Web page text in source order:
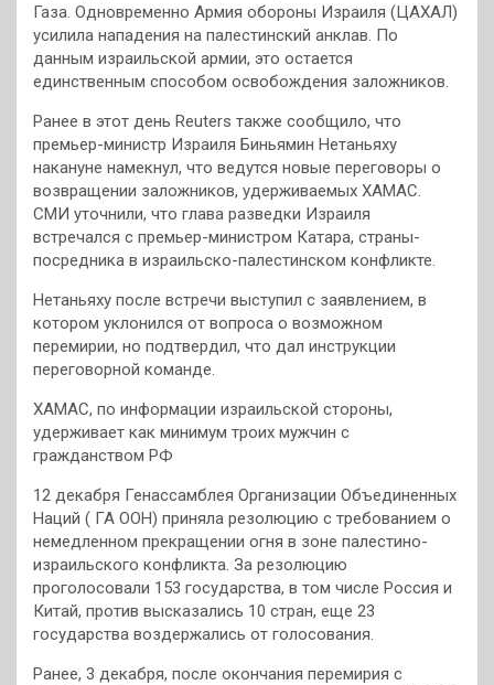
Газа. Одновременно Армия обороны Израиля (ЦАХАЛ)
усилила нападения на палестинский анклав. По
данным израильской армии, это остается
единственным способом освобождения заложников.
Ранее в этот день Reuters также сообщило, что
премьер-министр Израиля Биньямин Нетаньяху
накануне намекнул, что ведутся новые переговоры о
возвращении заложников, удерживаемых ХАМАС.
СМИ уточнили, что глава разведки Израиля
встречался с премьер-министром Катара, страны-
посредника в израильско-палестинском конфликте.
Нетаньяху после встречи выступил с заявлением, в
котором уклонился от вопроса о возможном
перемирии, но подтвердил, что дал инструкции
переговорной команде.
ХАМАС, по информации израильской стороны,
удерживает как минимум троих мужчин с
гражданством РФ
12 декабря Генассамблея Организации Объединенных
Наций ( ГА ООН) приняла резолюцию с требованием о
немедленном прекращении огня в зоне палестино-
израильского конфликта. За резолюцию
проголосовали 153 государства, в том числе Россия и
Китай, против высказались 10 стран, еще 23
государства воздержались от голосования.
Ранее, 3 декабря, после окончания перемирия с